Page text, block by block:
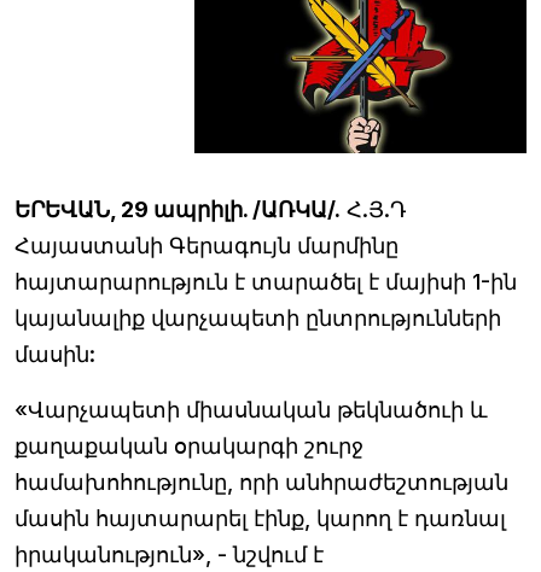
ԵՐԵՎԱՆ, 29 ապրիլի. /ԱՌԿԱ/. Հ.Յ.Դ
Հայաստանի Գերագույն մարմինը
հայտարարություն է տարածել է մայիսի 1-ին
կայանալիք վարչապետի ընտրությունների
մասին:
«Վարչապետի միասնական թեկնածուի և
քաղաքական օրակարգի շուրջ
համախոհությունը, որի անհրաժեշտության
մասին հայտարարել էինք, կարող է դառնալ
իրականություն», - նշվում է